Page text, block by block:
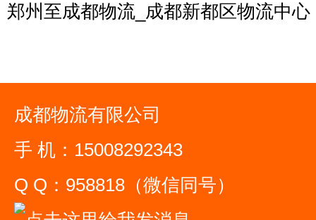
郑州至成都物流_成都新都区物流中心
成都物流有限公司
手 机：15008292343
Q Q：958818（微信同号）